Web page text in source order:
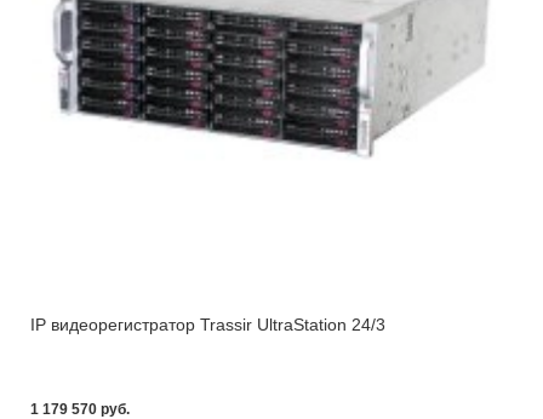
IP видеорегистратор Trassir UltraStation 24/3
1 179 570 pуб.